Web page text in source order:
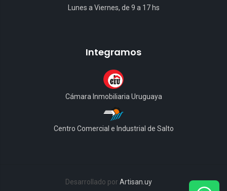
Lunes a Viernes, de 9 a 17 hs
Integramos
Cámara Inmobiliaria Uruguaya
Centro Comercial e Industrial de Salto
Desarrollado por Artisan.uy